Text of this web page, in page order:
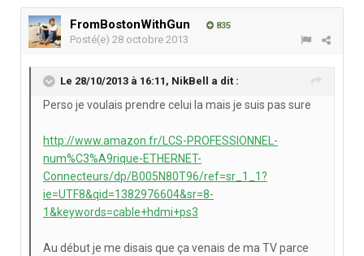
FromBostonWithGun 835
Posté(e) 28 octobre 2013
Le 28/10/2013 à 16:11, NikBell a dit :
Perso je voulais prendre celui la mais je suis pas sure
http://www.amazon.fr/LCS-PROFESSIONNEL-
num%C3%A9rique-ETHERNET-
Connecteurs/dp/B005N80T96/ref=sr_1_1?
ie=UTF8&qid=1382976604&sr=8-
1&keywords=cable+hdmi+ps3
Au début je me disais que ça venais de ma TV parce